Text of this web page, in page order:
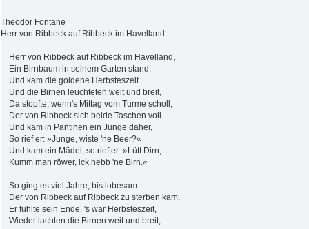
Theodor Fontane
Herr von Ribbeck auf Ribbeck im Havelland
Herr von Ribbeck auf Ribbeck im Havelland,
Ein Birnbaum in seinem Garten stand,
Und kam die goldene Herbsteszeit
Und die Birnen leuchteten weit und breit,
Da stopfte, wenn's Mittag vom Turme scholl,
Der von Ribbeck sich beide Taschen voll.
Und kam in Pantinen ein Junge daher,
So rief er: »Junge, wiste 'ne Beer?«
Und kam ein Mädel, so rief er: »Lütt Dirn,
Kumm man röwer, ick hebb 'ne Birn.«
So ging es viel Jahre, bis lobesam
Der von Ribbeck auf Ribbeck zu sterben kam.
Er fühlte sein Ende. 's war Herbsteszeit,
Wieder lachten die Birnen weit und breit;